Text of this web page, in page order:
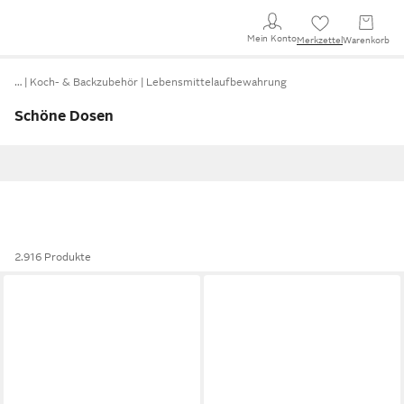
Mein KontoMerkzettel Warenkorb
… Koch- & Backzubehör Lebensmittelaufbewahrung
Schöne Dosen
2.916 Produkte